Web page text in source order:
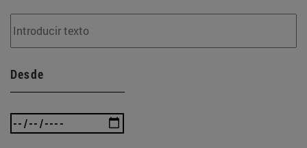
Desde